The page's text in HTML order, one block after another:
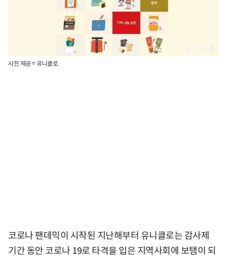
사진 제공 = 유니클로
코로나 팬데믹이 시작된 지난해부터 유니클로는 감사제
기간 동안 코로나 19로 타격을 입은 지역사회에 보탬이 되